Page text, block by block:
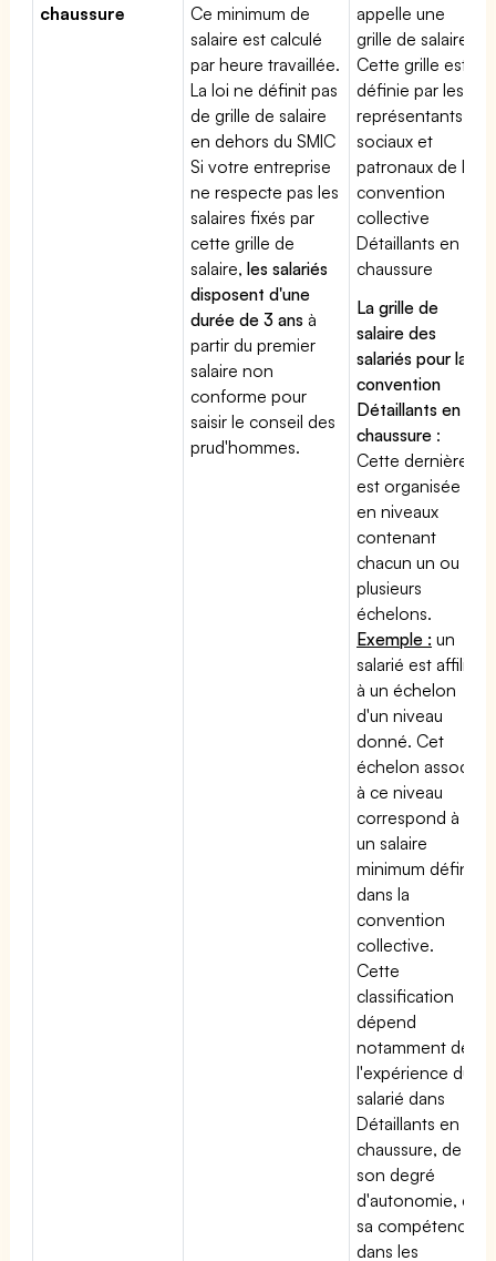
chaussure
Ce minimum de
salaire est calculé
par heure travaillée.
La loi ne définit pas
de grille de salaire
en dehors du SMIC
Si votre entreprise
ne respecte pas les
salaires fixés par
cette grille de
salaire,les salariés
disposent d'une
durée de 3 ans à
partir du premier
salaire non
conforme pour
saisir le conseil des
prud'hommes.
appelle une
grille de salaires.
Cette grille est
définie par les
représentants
sociaux et
patronaux de la
convention
collective
Détaillants en
chaussure
La grille de
salaire des
salariés pour la
convention
Détaillants en
chaussure :
Cette dernière
est organisée
en niveaux
contenant
chacun un ou
plusieurs
échelons.
Exemple : un
salarié est affilié
à un échelon
d'un niveau
donné. Cet
échelon associé
à ce niveau
correspond à
un salaire
minimum défini
dans la
convention
collective.
Cette
classification
dépend
notamment de
l'expérience du
salarié dans
Détaillants en
chaussure, de
son degré
d'autonomie, de
sa compétence
dans les